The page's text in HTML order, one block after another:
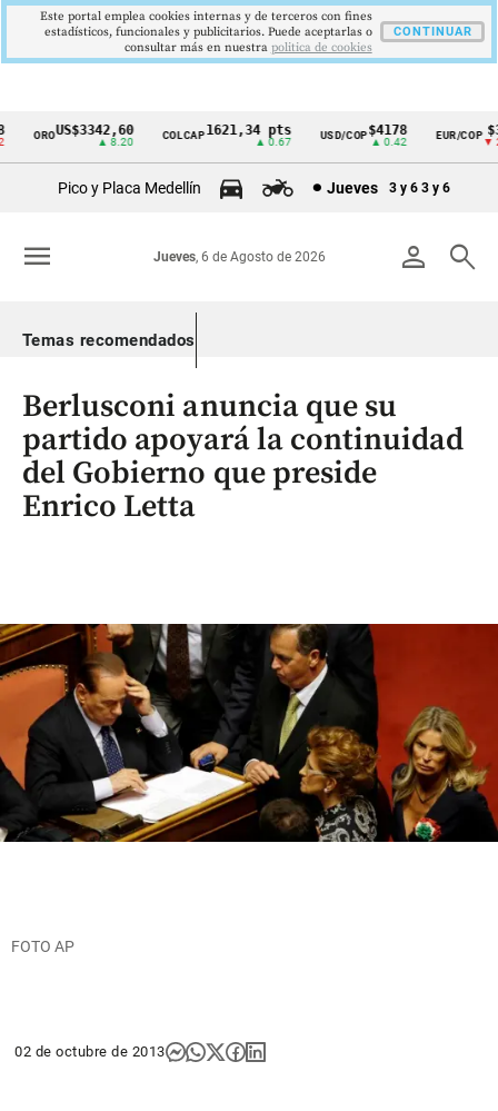
Cintillo
Colombia
OROUS$3342,60
▲ 8.20
COLCAP1621,34 pts
▲ 0.67
USD/COP$4178
▲ 0.42
EUR/COP
▼
Pico y Placa Medellín Jueves 3 y 6 3 y 6
person search
Jueves, 6 de Agosto de 2026
menu
Temas recomendados
Berlusconi anuncia que su
partido apoyará la continuidad
del Gobierno que preside
Enrico Letta
FOTO AP
02 de octubre de 2013
Este portal emplea cookies internas y de terceros con fines
estadísticos, funcionales y publicitarios. Puede aceptarlas o
consultar más en nuestra politica de cookies
CONTINUAR